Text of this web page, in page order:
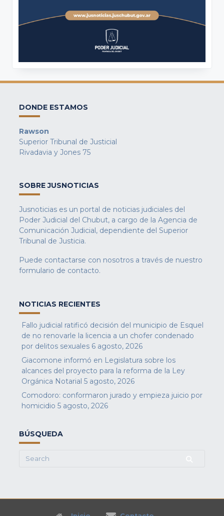
DONDE ESTAMOS
Rawson
Superior Tribunal de Justicial
Rivadavia y Jones 75
SOBRE JUSNOTICIAS
Jusnoticias es un portal de noticias judiciales del
Poder Judicial del Chubut, a cargo de la Agencia de
Comunicación Judicial, dependiente del Superior
Tribunal de Justicia.
Puede contactarse con nosotros a través de nuestro
formulario de contacto.
NOTICIAS RECIENTES
Fallo judicial ratificó decisión del municipio de Esquel
de no renovarle la licencia a un chofer condenado
por delitos sexuales 6 agosto, 2026
Giacomone informó en Legislatura sobre los
alcances del proyecto para la reforma de la Ley
Orgánica Notarial 5 agosto, 2026
Comodoro: conformaron jurado y empieza juicio por
homicidio 5 agosto, 2026
BÚSQUEDA
Search